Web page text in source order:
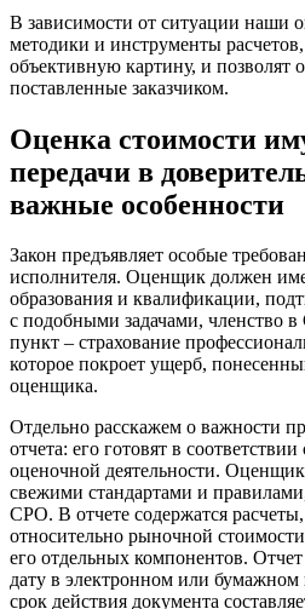
В зависимости от ситуации наши
методики и инструменты
объективную картину, и позволят
поставленные заказчиком.
Оценка стоимости
передачи в
важные особенности
Закон предъявляет особые
исполнителя. Оценщик должен
образования и квалификации,
с подобными задачами, членство
пункт – страхование
которое покроет ущерб,
оценщика.
Отдельно расскажем о важности
отчета: его готовят в
оценочной деятельности. Оценщик
свежими стандартами и
СРО. В отчете содержатся
относительно рыночной
его отдельных компонентов.
дату в электронном или бумажном
срок действия документа
Вологда
Волоколамск
Волосово
Волхов
Вольск
Воркута
Воронеж
Воскресенск
Всеволожск
Выборг
Выкса
Вязники
Вязьма
Гай
Геленджик
Георгиевск
Глазов
Горно-Алтайск
Городец